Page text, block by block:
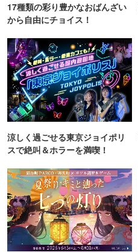
17種類の彩り豊かなおばんざい
から自由にチョイス！
涼しく過ごせる東京ジョイポリ
スで絶叫＆ホラーを満喫！